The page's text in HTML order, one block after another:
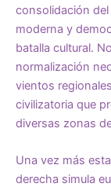
consolidación
moderna y
batalla cultural.
normalización
vientos
civilizatoria que
diversas zonas
Una vez más
derecha simula